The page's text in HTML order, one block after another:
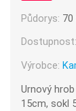
Půdorys: 70
Dostupnost:
Výrobce:
Urnový
15cm, sokl